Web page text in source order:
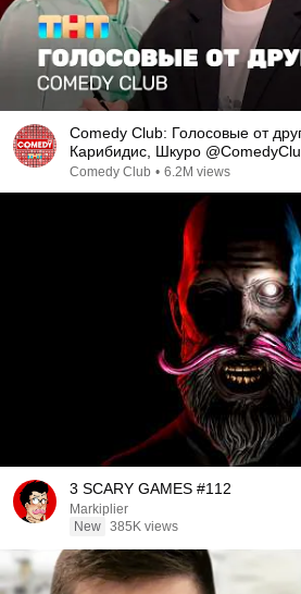
Comedy Club: Голосовые от
Карибидис, Шкуро
Comedy Club • 6.2M views
3 SCARY GAMES #112
Markiplier
New 385K views